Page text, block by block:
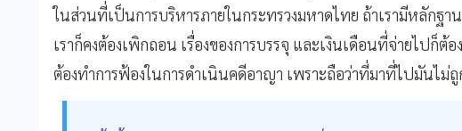
ในส่วนที่เป็นการบริหารภายในกระทรวงมหาดไทย ถ้าเรามีหลัก
เราก็คงต้องเพิกถอน เรื่องของการบรรจุ และเงินเดือนที่จ่ายไปก็ต้
ต้องทําการฟ้องในการดําเนินคดีอาญา เพราะถือว่าที่มาที่ไปมันไม่ถู